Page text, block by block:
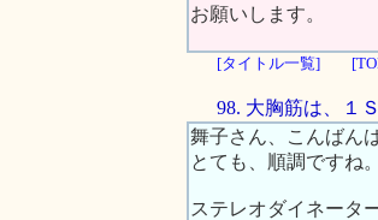
お願いします。
[タイトル一覧]
98. 大胸筋は、１
舞子さん、こんばんは
とても、順調ですね
ステレオダイネータ